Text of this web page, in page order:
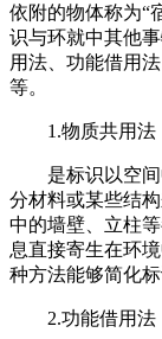
依附的物体称为“
识与环就中其他
用法、功能借用
等。
1.物质共用法
是标识以空间
分材料或某些结
中的墙壁、立柱
息直接寄生在环
种方法能够简化标
2.功能借用法